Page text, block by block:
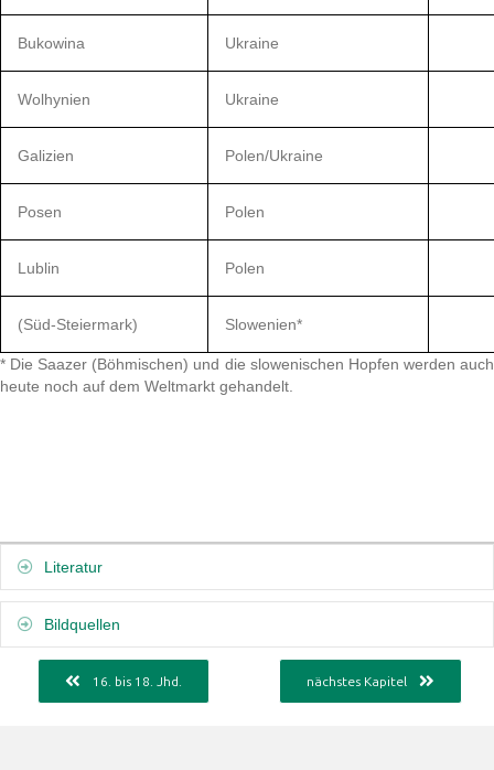
Bukowina Ukraine
Wolhynien Ukraine
Galizien Polen/Ukraine
Posen Polen
Lublin Polen
(Süd-Steiermark) Slowenien*
* Die Saazer (Böhmischen) und die slowenischen Hopfen werden auch
heute noch auf dem Weltmarkt gehandelt.
Expand
Literatur
Expand
Bildquellen
16. bis 18. Jhd. nächstes Kapitel